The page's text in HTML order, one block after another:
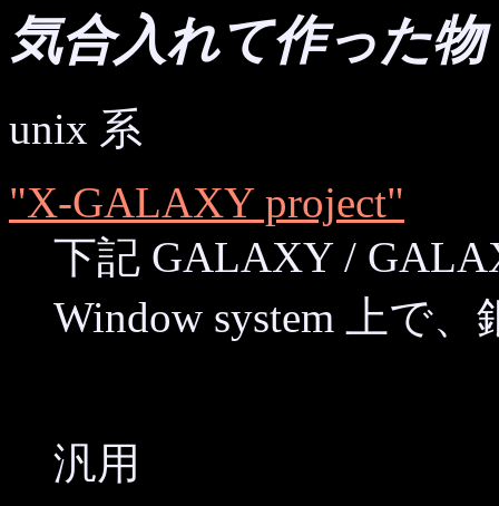
気合入れて作った物
unix 系
"X-GALAXY project"
下記 GALAXY /
Window system 上で
汎用